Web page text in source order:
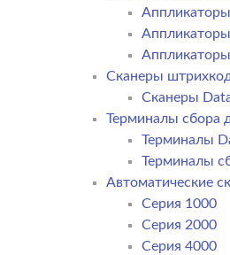
Сканеры
Сканеры
Терминалы сбора
Терминалы
Терминалы
Автоматические
Серия 1000
Серия 2000
Серия 4000